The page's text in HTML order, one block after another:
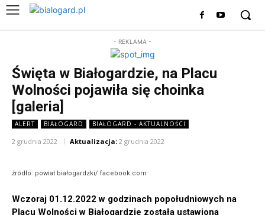
- REKLAMA -
Święta w Białogardzie, na Placu
Wolności pojawiła się choinka
[galeria]
ALERT BIAŁOGARD BIAŁOGARD - AKTUALNOŚCI
2 grudnia 2022 Aktualizacja: 2 grudnia 2022
źródło: powiat białogardzki/ facebook.com
Wczoraj 01.12.2022 w godzinach popołudniowych na
Placu Wolności w Białogardzie została ustawiona